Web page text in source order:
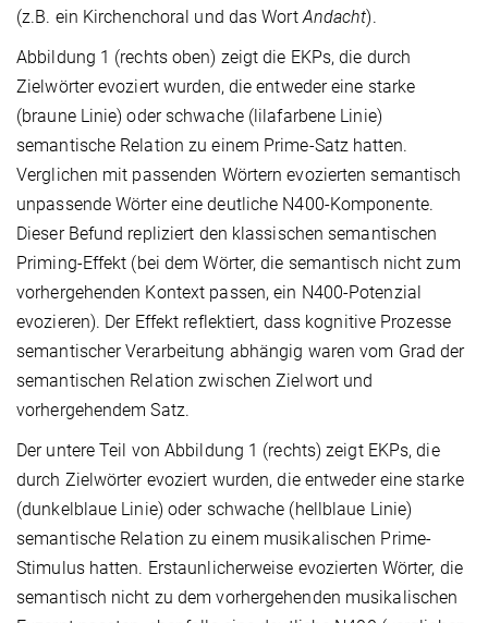
(z.B. ein Kirchenchoral und das WortAndacht).
Abbildung 1 (rechts oben) zeigt die EKPs, die durch
Zielwörter evoziert wurden, die entweder eine starke
(braune Linie) oder schwache (lilafarbene Linie)
semantische Relation zu einem Prime-Satz hatten.
Verglichen mit passenden Wörtern evozierten semantisch
unpassende Wörter eine deutliche N400-Komponente.
Dieser Befund repliziert den klassischen semantischen
Priming-Effekt (bei dem Wörter, die semantisch nicht zum
vorhergehenden Kontext passen, ein N400-Potenzial
evozieren). Der Effekt reflektiert, dass kognitive Prozesse
semantischer Verarbeitung abhängig waren vom Grad der
semantischen Relation zwischen Zielwort und
vorhergehendem Satz.
Der untere Teil von Abbildung 1 (rechts) zeigt EKPs, die
durch Zielwörter evoziert wurden, die entweder eine starke
(dunkelblaue Linie) oder schwache (hellblaue Linie)
semantische Relation zu einem musikalischen Prime-
Stimulus hatten. Erstaunlicherweise evozierten Wörter, die
semantisch nicht zu dem vorhergehenden musikalischen